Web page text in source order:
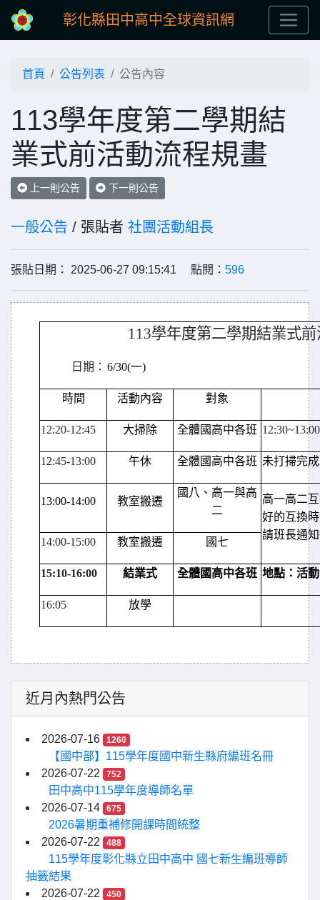
彰化縣田中高中全球資訊網
首頁 公告列表 公告內容
113學年度第二學期結
業式前活動流程規畫
上一則公告 下一則公告
一般公告 / 張貼者 社團活動組長
張貼日期： 2025-06-27 09:15:41 點閱： 596
113學年度第二學期結業式
日期： 6/30(一)
時間 活動內容 對象
12:20-12:45 大掃除 全體國高中各班 12:30~13:00
12:45-13:00 午休 全體國高中各班 未打掃完
13:00-14:00 教室搬遷
國八、高一與高
二
高一高二
好的互換
請班長通
14:00-15:00 教室搬遷 國七
15:10-16:00 結業式 全體國高中各班 地點：活
16:05 放學
近月內熱門公告
2026-07-16 1260
【國中部】115學年度國中新生縣府編班名冊
2026-07-22
752
田中高中115學年度導師名單
2026-07-14
675
2026暑期重補修開課時間統整
2026-07-22
488
115學年度彰化縣立田中高中 國七新生編班導師
抽籤結果
2026-07-22
450